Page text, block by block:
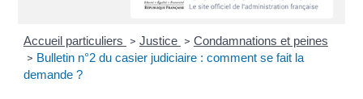
Accueil particuliers > Justice > Condamnations et peines
> Bulletin n°2 du casier judiciaire : comment se fait la
demande ?